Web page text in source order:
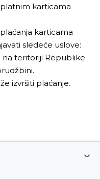
karticama
karticama
sledeće uslove:
teritoriji Republike
izvršiti plaćanje.